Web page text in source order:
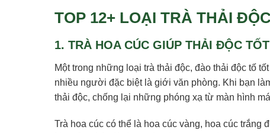
TOP 12+ LOẠI TRÀ THẢI
1. TRÀ HOA CÚC GIÚP THẢI ĐỘC TỐT
Một trong những loại trà thải độc, đào thải độc tố
nhiều người đặc biệt là giới văn phòng. Khi bạn
thải độc, chống lại những phóng xạ từ màn hình
Trà hoa cúc có thể là hoa cúc vàng, hoa cúc